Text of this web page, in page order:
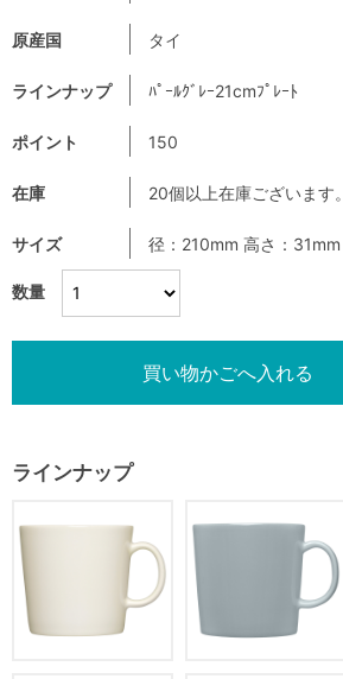
数量
原産国 タイ
ラインナップ ﾊﾟｰﾙｸﾞﾚｰ21cmﾌﾟﾚｰﾄ
ポイント 150
在庫 20個以上在庫ございます。
サイズ 径：210mm 高さ：31mm
ラインナップ